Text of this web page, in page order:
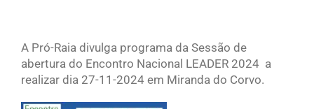
A Pró-Raia divulga programa da Sessão de
abertura do Encontro Nacional LEADER 2024 a
realizar dia 27-11-2024 em Miranda do Corvo.